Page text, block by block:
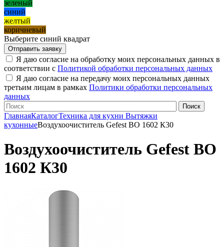
зеленый
синий
желтый
коричневый
Выберите синий квадрат
Я даю согласие на обработку моих персональных данных в
соответствии с Политикой обработки персональных данных
Я даю согласие на передачу моих персональных данных
третьим лицам в рамках Политики обработки персональных
данных
ГлавнаяКаталогТехника для кухни Вытяжки
кухонныеВоздухоочиститель Gefest ВО 1602 К30
Воздухоочиститель Gefest ВО
1602 К30